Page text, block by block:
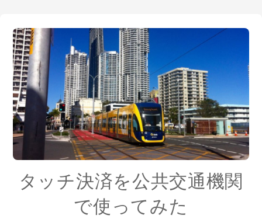
タッチ決済を公共交通機関
で使ってみた